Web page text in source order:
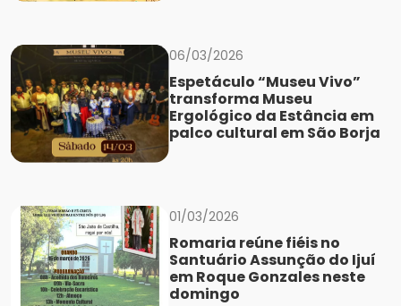
06/03/2026
Espetáculo “Museu Vivo”
transforma Museu
Ergológico da Estância em
palco cultural em São Borja
01/03/2026
Romaria reúne fiéis no
Santuário Assunção do Ijuí
em Roque Gonzales neste
domingo